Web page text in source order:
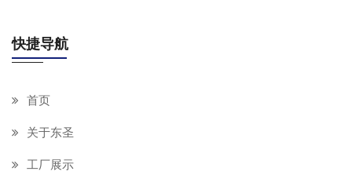
快捷导航
首页
关于东圣
工厂展示